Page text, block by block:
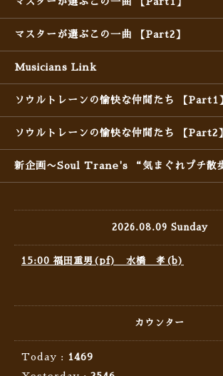
マスターが選ぶこの一曲 【Part2】
Musicians Link
ソウルトレーンの愉快な仲間たち 【Part1
ソウルトレーンの愉快な仲間たち 【Part2】
新企画〜Soul Trane's “気まぐれプチ散
2026.08.09 Sunday
15:00 福田重男(pf) 水橋 孝(b)
カウンター
Today :
1469